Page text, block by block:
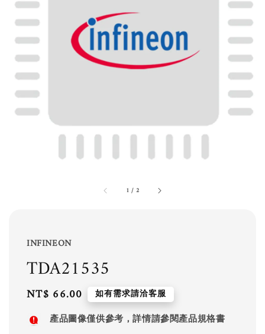
1 / 2
INFINEON
TDA21535
Regular
price
NT$ 66.00 如有需求請洽客服
產品圖像僅供參考，詳情請參閱產品規格書